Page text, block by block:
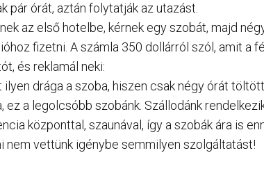
pár órát, aztán folytatják az utazást.
az első hotelbe, kérnek egy szobát, majd
fizetni. A számla 350 dollárról szól, amit a
és reklamál neki:
drága a szoba, hiszen csak négy órát
ez a legolcsóbb szobánk. Szállodánk
központtal, szaunával, így a szobák ára is
nem vettünk igénybe semmilyen szolgáltatást!